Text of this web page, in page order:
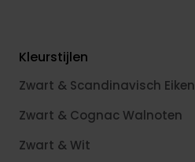
Kleurstijlen
Zwart & Scandinavisch Eiken
Zwart & Cognac Walnoten
Zwart & Wit